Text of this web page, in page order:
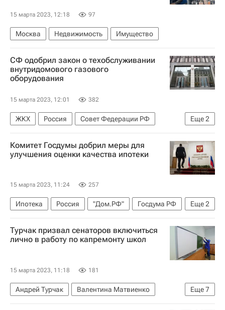
Строительство
15 марта 2023, 12:18 97
Москва Недвижимость Имущество
СФ одобрил закон о техобслуживании
внутридомового газового
оборудования
15 марта 2023, 12:01 382
Еще2
ЖКХ Россия
Совет Федерации РФ
Жилье
Законодательство
Комитет Госдумы добрил меры для
улучшения оценки качества ипотеки
15 марта 2023, 11:24 257
Еще2
Ипотека Россия "Дом.РФ"
Госдума РФ
Жилье
Кредиты
Турчак призвал сенаторов включиться
лично в работу по капремонту школ
15 марта 2023, 11:18 181
Еще7
Андрей Турчак
Валентина Матвиенко
Совет Федерации РФ
Единая Россия